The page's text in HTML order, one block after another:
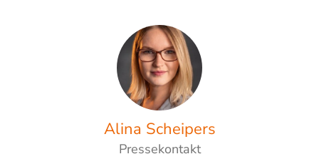
Alina Scheipers
Pressekontakt